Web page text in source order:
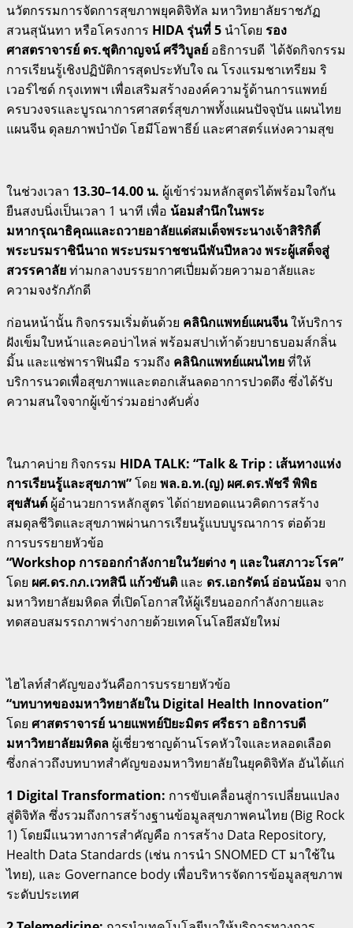
นวัตกรรมการจัดการสุขภาพยุคดิจิทัล มหาวิทยาลัยราชภัฏ
สวนสุนันทา หรือโครงการ HIDA รุ่นที่ 5 นำโดย รอง
ศาสตราจารย์ ดร.ชุติกาญจน์ ศรีวิบูลย์ อธิการบดี ได้จัดกิจกรรม
การเรียนรู้เชิงปฏิบัติการสุดประทับใจ ณ โรงแรมชาเทรียม ริ
เวอร์ไซด์ กรุงเทพฯ เพื่อเสริมสร้างองค์ความรู้ด้านการแพทย์
ครบวงจรและบูรณาการศาสตร์สุขภาพทั้งแผนปัจจุบัน แผนไทย
แผนจีน ดุลยภาพบำบัด โฮมีโอพาธีย์ และศาสตร์แห่งความสุข
ในช่วงเวลา 13.30–14.00 น. ผู้เข้าร่วมหลักสูตรได้พร้อมใจกัน
ยืนสงบนิ่งเป็นเวลา 1 นาที เพื่อ น้อมสำนึกในพระ
มหากรุณาธิคุณและถวายอาลัยแด่สมเด็จพระนางเจ้าสิริกิติ์
พระบรมราชินีนาถ พระบรมราชชนนีพันปีหลวง พระผู้เสด็จสู่
สวรรคาลัยท่ามกลางบรรยากาศเปี่ยมด้วยความอาลัยและ
ความจงรักภักดี
ก่อนหน้านั้น กิจกรรมเริ่มต้นด้วย คลินิกแพทย์แผนจีนให้บริการ
ฝังเข็มใบหน้าและคอบ่าไหล่ พร้อมสปาเท้าด้วยบาธบอมส์กลิ่น
มิ้น และแช่พาราฟินมือ รวมถึง คลินิกแพทย์แผนไทยที่ให้
บริการนวดเพื่อสุขภาพและตอกเส้นลดอาการปวดตึง ซึ่งได้รับ
ความสนใจจากผู้เข้าร่วมอย่างคับคั่ง
ในภาคบ่าย กิจกรรม HIDA TALK: “Talk & Trip : เส้นทางแห่ง
การเรียนรู้และสุขภาพ”โดย พล.อ.ท.(ญ) ผศ.ดร.พัชรี พิพิธ
สุขสันต์ ผู้อำนวยการหลักสูตร ได้ถ่ายทอดแนวคิดการสร้าง
สมดุลชีวิตและสุขภาพผ่านการเรียนรู้แบบบูรณาการ ต่อด้วย
การบรรยายหัวข้อ
“Workshop การออกกำลังกายในวัยต่าง ๆ และในสภาวะโรค”
โดย ผศ.ดร.กภ.เวทสินี แก้วขันติ และ ดร.เอกรัตน์ อ่อนน้อม จาก
มหาวิทยาลัยมหิดล ที่เปิดโอกาสให้ผู้เรียนออกกำลังกายและ
ทดสอบสมรรถภาพร่างกายด้วยเทคโนโลยีสมัยใหม่
ไฮไลท์สำคัญของวันคือการบรรยายหัวข้อ
“บทบาทของมหาวิทยาลัยใน Digital Health Innovation”
โดย ศาสตราจารย์ นายแพทย์ปิยะมิตร ศรีธรา อธิการบดี
มหาวิทยาลัยมหิดล ผู้เชี่ยวชาญด้านโรคหัวใจและหลอดเลือด
ซึ่งกล่าวถึงบทบาทสำคัญของมหาวิทยาลัยในยุคดิจิทัล อันได้แก่
1 Digital Transformation: การขับเคลื่อนสู่การเปลี่ยนแปลง
สู่ดิจิทัล ซึ่งรวมถึงการสร้างฐานข้อมูลสุขภาพคนไทย (Big Rock
1) โดยมีแนวทางการสำคัญคือ การสร้าง Data Repository,
Health Data Standards (เช่น การนำ SNOMED CT มาใช้ใน
ไทย), และ Governance body เพื่อบริหารจัดการข้อมูลสุขภาพ
ระดับประเทศ